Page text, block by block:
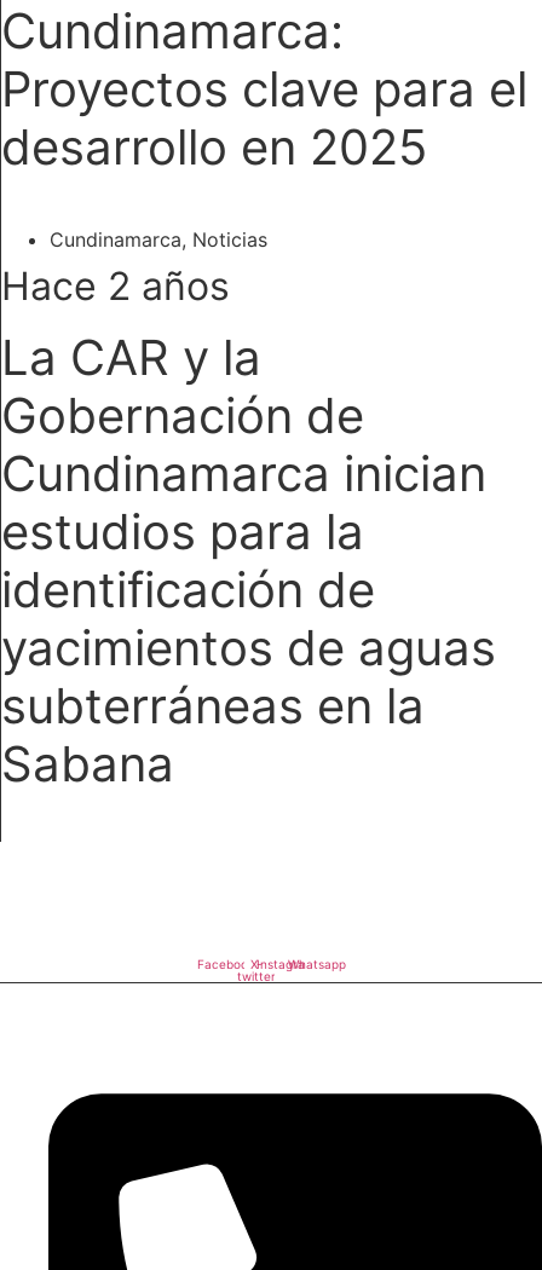
Cundinamarca:
Proyectos clave para el
desarrollo en 2025
Cundinamarca, Noticias
Hace 2 años
La CAR y la
Gobernación de
Cundinamarca inician
estudios para la
identificación de
yacimientos de aguas
subterráneas en la
Sabana
FacebookX-
twitter
InstagramWhatsapp